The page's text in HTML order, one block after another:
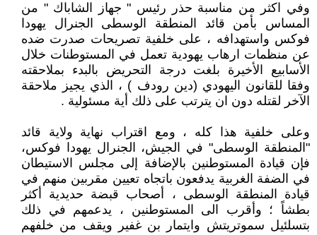
وفي اكثر من مناسبة حذر رئيس " جهاز الشاباك " من
المساس بأمن قائد المنطقة الوسطى الجنرال يهودا
فوكس واستهدافه ، على خلفية تصريحات صدرت ضده
عن منظمات ارهاب يهودية تعمل في المستوطنات خلال
الأسابيع الأخيرة بلغت درجة التحريض بالبدء بملاحقته
وفقا للقانون اليهودي (دين رودف ) ، الذي يجيز ملاحقة
الآخر لقتله دون ان يترتب على ذلك أية مسئولية .
وعلى خلفية هذا كله ، ومع اقتراب نهاية ولاية قائد
"المنطقة الوسطى" في الجيش، الجنرال يهودا فوكس،
فإن قيادة المستوطنين بالإضافة إلى مجلس الاستيطان
في الضفة الغربية يدفعون باتجاه تعيين مقربين منهم في
قيادة المنطقة الوسطى ، أصحاب قبضة حديدية أكثر
بطشاً ؛ وأقرب الى المستوطنين ، يدعمهم في ذلك
بتسلئيل سموتريتش وايتمار بن غفير ويقف من خلفهم